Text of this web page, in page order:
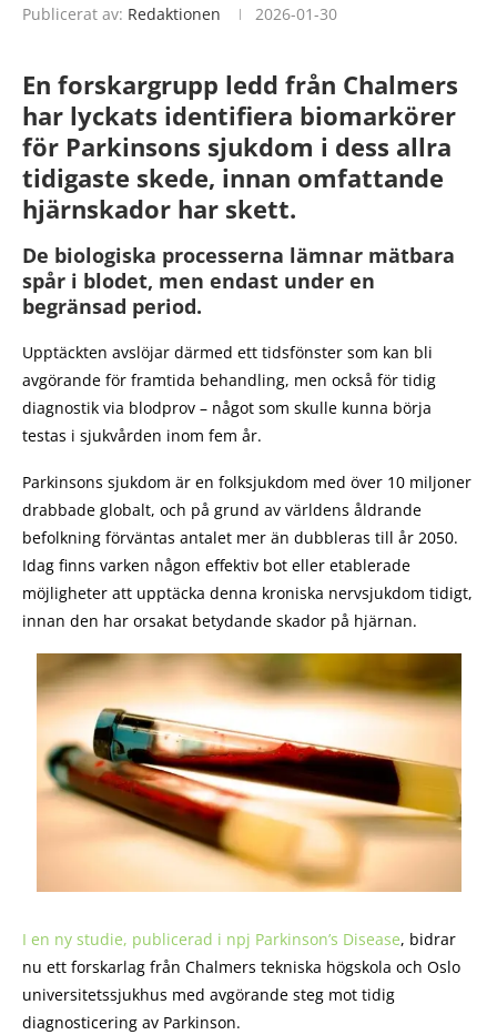
Publicerat av: Redaktionen 2026-01-30
En forskargrupp ledd från Chalmers
har lyckats identifiera biomarkörer
för Parkinsons sjukdom i dess allra
tidigaste skede, innan omfattande
hjärnskador har skett.
De biologiska processerna lämnar mätbara
spår i blodet, men endast under en
begränsad period.
Upptäckten avslöjar därmed ett tidsfönster som kan bli
avgörande för framtida behandling, men också för tidig
diagnostik via blodprov – något som skulle kunna börja
testas i sjukvården inom fem år.
Parkinsons sjukdom är en folksjukdom med över 10 miljoner
drabbade globalt, och på grund av världens åldrande
befolkning förväntas antalet mer än dubbleras till år 2050.
Idag finns varken någon effektiv bot eller etablerade
möjligheter att upptäcka denna kroniska nervsjukdom tidigt,
innan den har orsakat betydande skador på hjärnan.
I en ny studie, publicerad i npj Parkinson’s Disease, bidrar
nu ett forskarlag från Chalmers tekniska högskola och Oslo
universitetssjukhus med avgörande steg mot tidig
diagnosticering av Parkinson.